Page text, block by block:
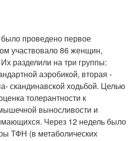
проведено первое
участвовало 86 женщин,
разделили на три группы:
аэробикой, вторая -
скандинавской ходьбой. Целью
толерантности к
выносливости и
Через 12 недель было
ТФН (в метаболических